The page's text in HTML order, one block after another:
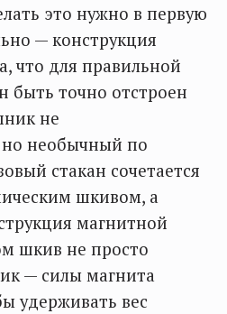
это нужно в первую
— конструкция
что для правильной
быть точно отстроен
не
необычный по
стакан сочетается
шкивом, а
магнитной
шкив не просто
— силы магнита
удерживать вес